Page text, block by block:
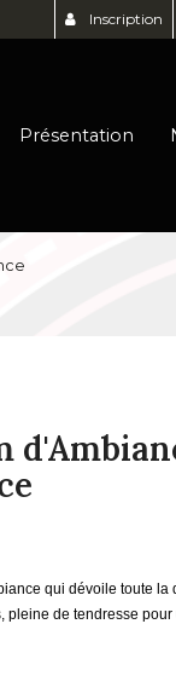
Présentation
qui dévoile toute
pleine de tendresse
Inscription